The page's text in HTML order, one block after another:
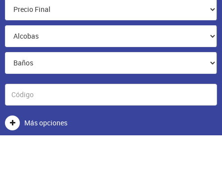
Más opciones